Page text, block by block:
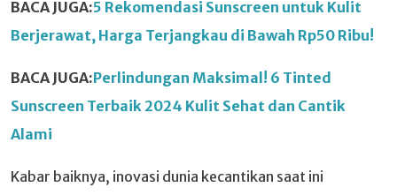
BACA JUGA:5 Rekomendasi Sunscreen untuk Kulit
Berjerawat, Harga Terjangkau di Bawah Rp50 Ribu!
BACA JUGA:Perlindungan Maksimal! 6 Tinted
Sunscreen Terbaik 2024 Kulit Sehat dan Cantik
Alami
Kabar baiknya, inovasi dunia kecantikan saat ini